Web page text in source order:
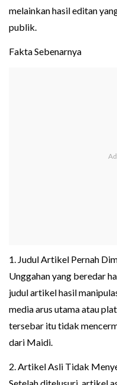
melainkan hasil editan
publik.
Fakta Sebenarnya
1. Judul Artikel Pernah
Unggahan yang beredar
judul artikel hasil
media arus utama atau
tersebar itu tidak
dari Maidi.
2. Artikel Asli Tidak
Setelah ditelusuri, artikel